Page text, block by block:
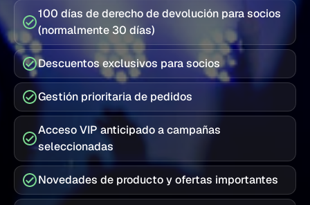
100 días de derecho de devolución para socios
(normalmente 30 días)
Descuentos exclusivos para socios
Gestión prioritaria de pedidos
Acceso VIP anticipado a campañas
seleccionadas
Novedades de producto y ofertas importantes